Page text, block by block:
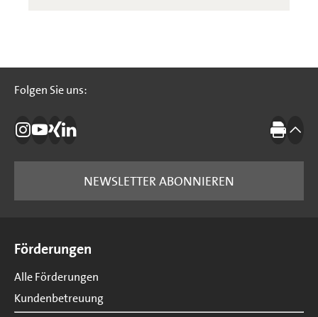
Folgen Sie uns:
Folgen Sie uns:
Die IBB auf Instagram
Die IBB auf YouTube
Die IBB auf Xing
Die IBB auf LinkedIn Drucken
NEWSLETTER ABONNIEREN
Förderungen
Alle Förderungen
Kundenbetreuung